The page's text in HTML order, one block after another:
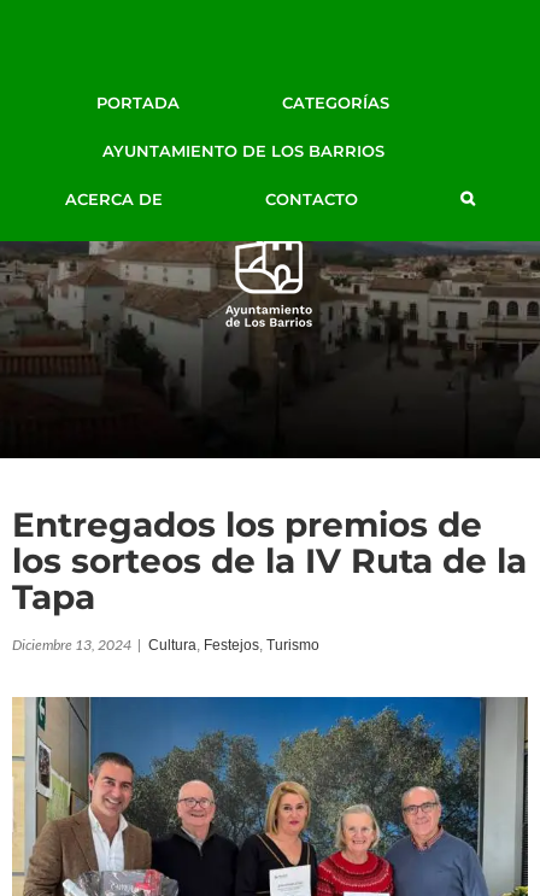
BLOG DE PRENSA
AYTO. LOS BARRIOS
PORTADA CATEGORÍAS
AYUNTAMIENTO DE LOS BARRIOS
ACERCA DE CONTACTO
Entregados los premios de
los sorteos de la IV Ruta de la
Tapa
Diciembre 13, 2024 | Cultura, Festejos, Turismo